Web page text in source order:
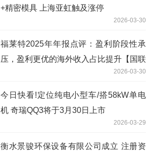
+精密模具 上海亚虹触及涨停
2026-03-30
福莱特2025年年报点评：盈利阶段性承
压，盈利更优的海外收入占比提升【国联
2026-03-30
今日快看!定位纯电小型车/搭58kW单电
机 奇瑞QQ3将于3月30日上市
2026-03-29
衡水景骏环保设备有限公司成立 注册资